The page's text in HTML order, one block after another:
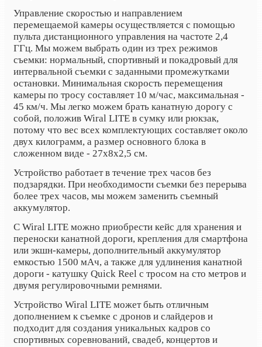
Управление скоростью и направлением
перемещаемой камеры осуществляется с помощью
пульта дистанционного управления на частоте 2,4
ГГц. Мы можем выбрать один из трех режимов
съемки: нормальный, спортивный и покадровый для
интервальной съемки с заданными промежутками
остановки. Минимальная скорость перемещения
камеры по тросу составляет 10 м/час, максимальная -
45 км/ч. Мы легко можем брать канатную дорогу с
собой, положив Wiral LITE в сумку или рюкзак,
потому что вес всех комплектующих составляет около
двух килограмм, а размер основного блока в
сложенном виде - 27x8x2,5 см.
Устройство работает в течение трех часов без
подзарядки. При необходимости съемки без перерыва
более трех часов, мы можем заменить съемный
аккумулятор.
С Wiral LITE можно приобрести кейс для хранения и
переноски канатной дороги, крепления для смартфона
или экшн-камеры, дополнительный аккумулятор
емкостью 1500 мАч, а также для удлинения канатной
дороги - катушку Quick Reel с тросом на сто метров и
двумя регулировочными ремнями.
Устройство Wiral LITE может быть отличным
дополнением к съемке с дронов и слайдеров и
подходит для создания уникальных кадров со
спортивных соревнований, свадеб, концертов и